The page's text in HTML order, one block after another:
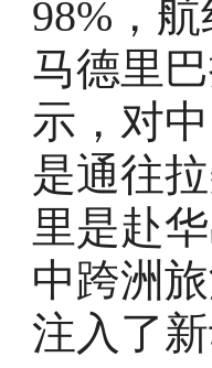
98%，
马德里
示，对
是通往
里是赴
中跨洲
注入了新